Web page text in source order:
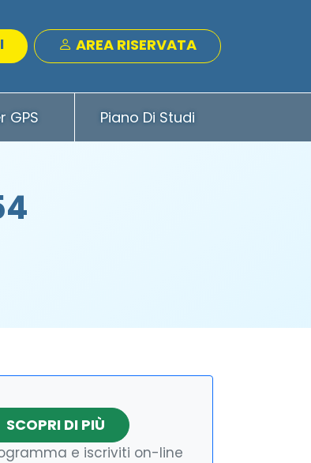
AREA RISERVATA
GPS Piano Di Studi
SCOPRI DI PIÙ
e iscriviti on-line